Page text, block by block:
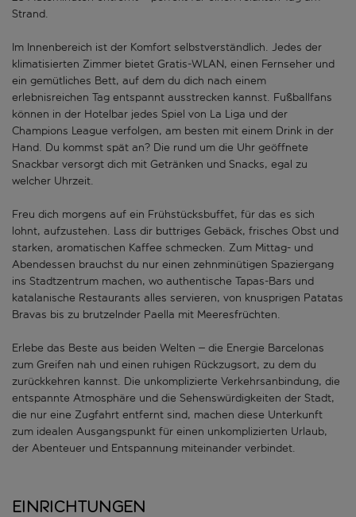
Strand.
Im Innenbereich ist der Komfort selbstverständlich. Jedes der
klimatisierten Zimmer bietet Gratis-WLAN, einen Fernseher und
ein gemütliches Bett, auf dem du dich nach einem
erlebnisreichen Tag entspannt ausstrecken kannst. Fußballfans
können in der Hotelbar jedes Spiel von La Liga und der
Champions League verfolgen, am besten mit einem Drink in der
Hand. Du kommst spät an? Die rund um die Uhr geöffnete
Snackbar versorgt dich mit Getränken und Snacks, egal zu
welcher Uhrzeit.
Freu dich morgens auf ein Frühstücksbuffet, für das es sich
lohnt, aufzustehen. Lass dir buttriges Gebäck, frisches Obst und
starken, aromatischen Kaffee schmecken. Zum Mittag- und
Abendessen brauchst du nur einen zehnminütigen Spaziergang
ins Stadtzentrum machen, wo authentische Tapas-Bars und
katalanische Restaurants alles servieren, von knusprigen Patatas
Bravas bis zu brutzelnder Paella mit Meeresfrüchten.
Erlebe das Beste aus beiden Welten – die Energie Barcelonas
zum Greifen nah und einen ruhigen Rückzugsort, zu dem du
zurückkehren kannst. Die unkomplizierte Verkehrsanbindung, die
entspannte Atmosphäre und die Sehenswürdigkeiten der Stadt,
die nur eine Zugfahrt entfernt sind, machen diese Unterkunft
zum idealen Ausgangspunkt für einen unkomplizierten Urlaub,
der Abenteuer und Entspannung miteinander verbindet.
Einrichtungen